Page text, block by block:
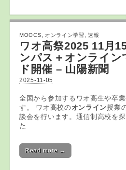
MOOCS オンライン学習 ,速報
ワオ高祭2025 11月
ンパス＋ オンライン
ド開催 – 山陽新聞
2025-11-05
全国から参加するワオ高生や卒
す。 ワオ高校のオンライン授業
談会を行います。通信制高校を
た …
Read more →